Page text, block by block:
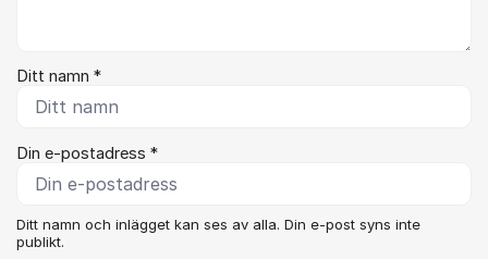
Ditt namn *
Din e-postadress *
Ditt namn och inlägget kan ses av alla. Din e-post syns inte
publikt.